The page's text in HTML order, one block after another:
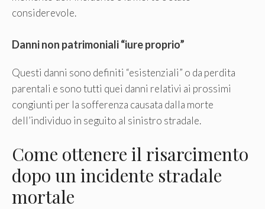
considerevole.
Danni non patrimoniali “iure proprio”
Questi danni sono definiti “esistenziali” o da perdita
parentali e sono tutti quei danni relativi ai prossimi
congiunti per la sofferenza causata dalla morte
dell’individuo in seguito al sinistro stradale.
Come ottenere il risarcimento
dopo un incidente stradale
mortale